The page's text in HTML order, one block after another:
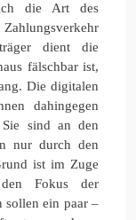
die Art des
dient die
fälschbar ist,
Die digitalen
dahingegen
sind an den
nur durch den
ist im Zuge
Fokus der
sollen ein paar –